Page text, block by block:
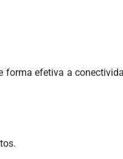
forma efetiva a